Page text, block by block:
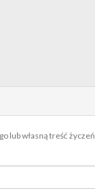
lub własną treść życzeń